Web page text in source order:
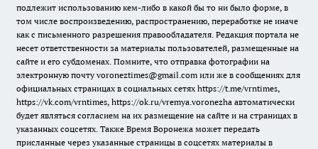
подлежит использованию кем-либо в какой бы то ни было форме, в
том числе воспроизведению, распространению, переработке не иначе
как с письменного разрешения правообладателя. Редакция портала не
несет ответственности за материалы пользователей, размещенные на
сайте и его субдоменах. Помните, что отправка фотографии на
электронную почту voroneztimes@gmail.com или же в сообщениях для
официальных страницах в социальных сетях https://t.me/vrntimes,
https://vk.com/vrntimes, https://ok.ru/vremya.voronezha автоматически
будет являться согласием на их размещение на сайте и на страницах в
указанных соцсетях. Также Время Воронежа может передать
присланные через указанные страницы в соцсетях материалы в